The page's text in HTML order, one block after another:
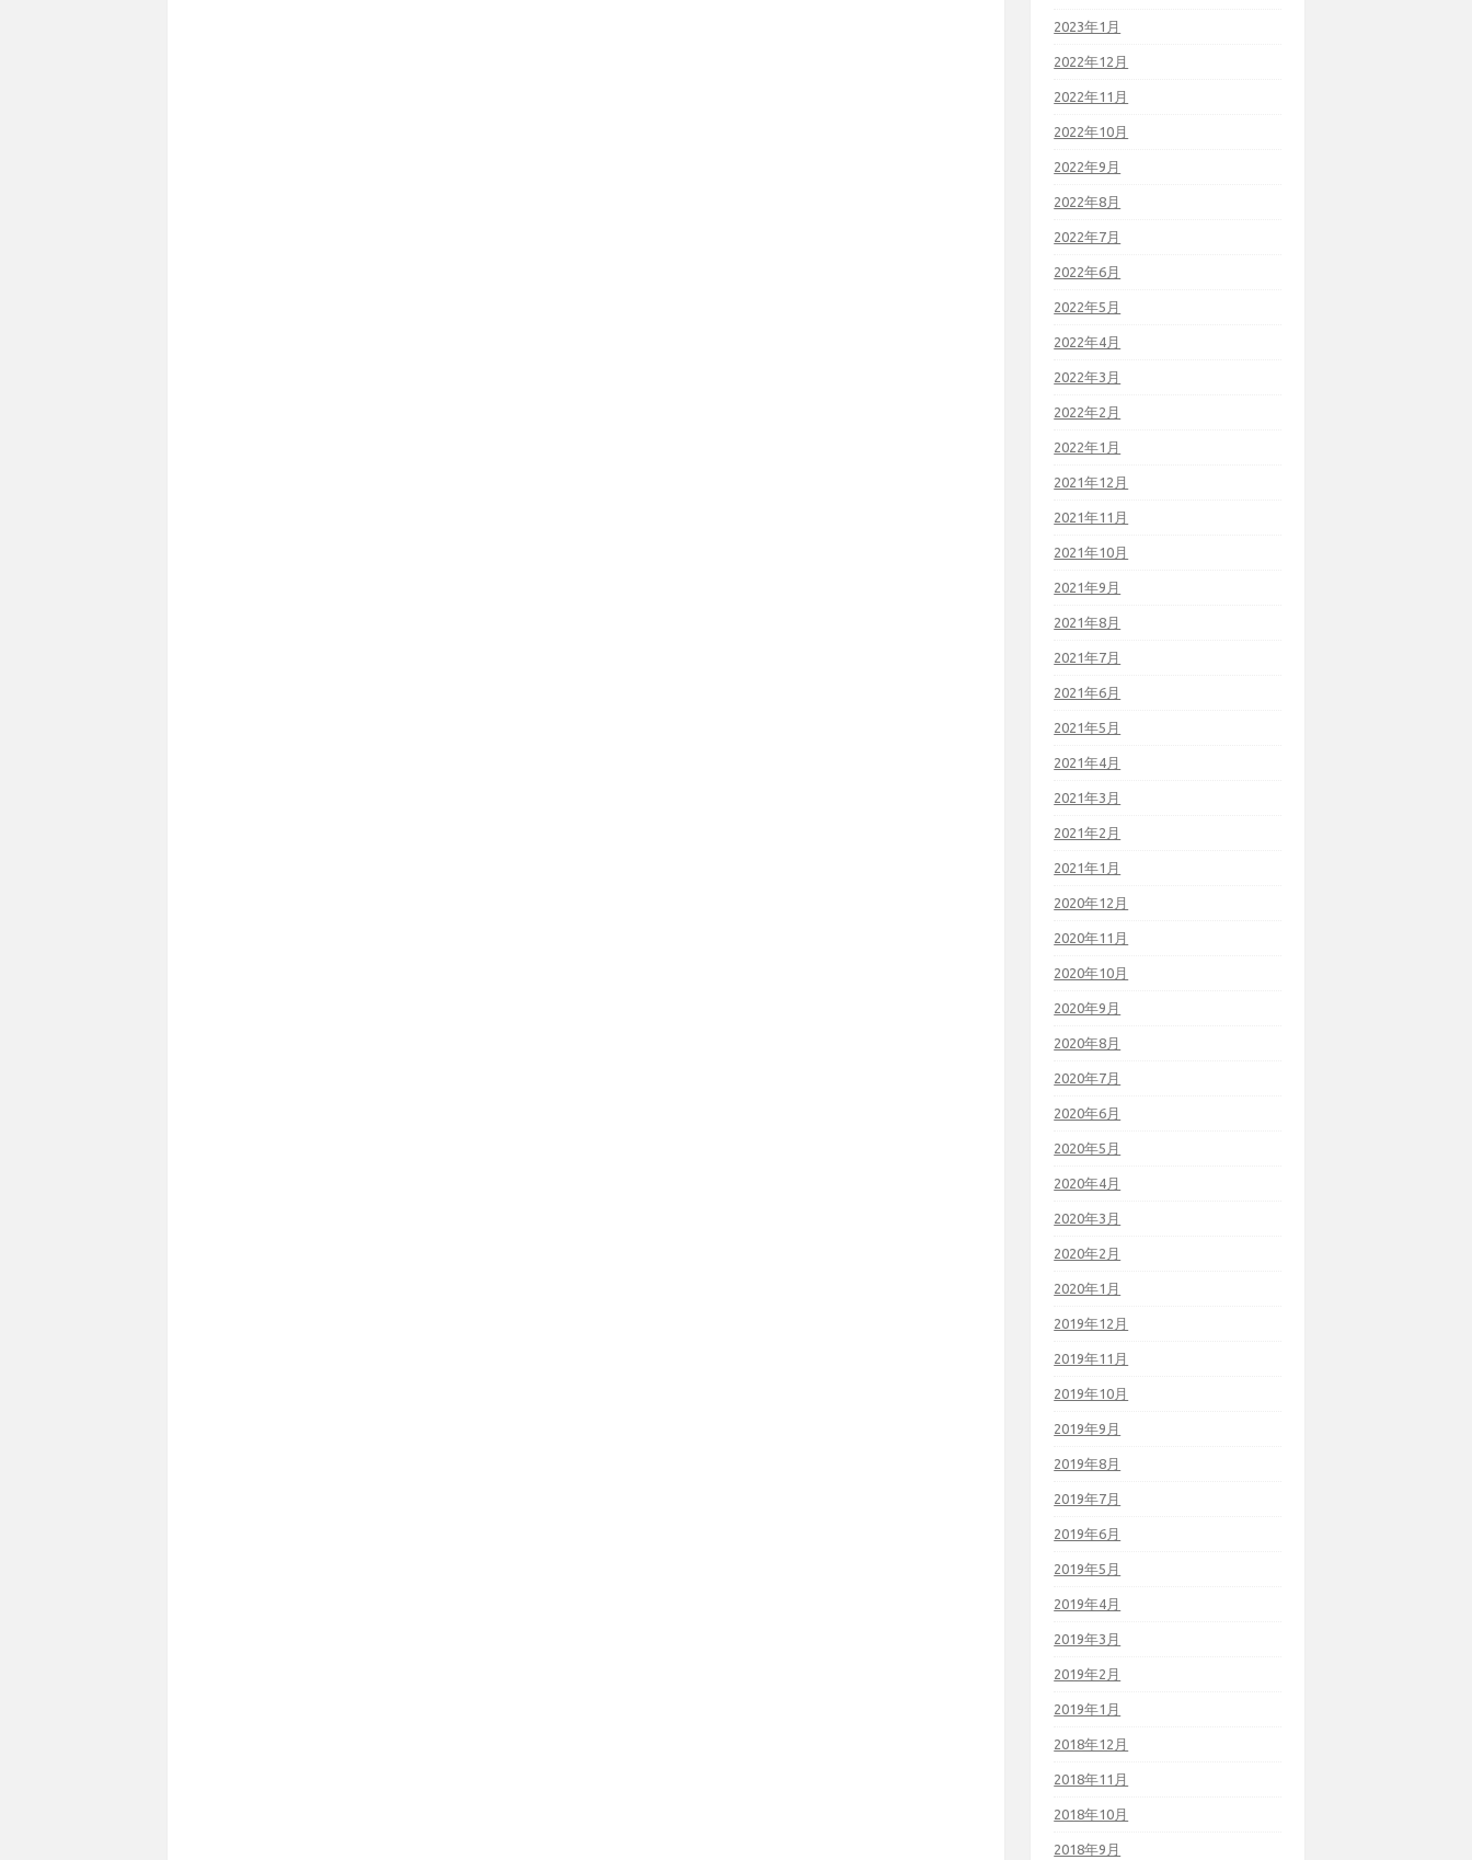
2023年1月
2022年12月
2022年11月
2022年10月
2022年9月
2022年8月
2022年7月
2022年6月
2022年5月
2022年4月
2022年3月
2022年2月
2022年1月
2021年12月
2021年11月
2021年10月
2021年9月
2021年8月
2021年7月
2021年6月
2021年5月
2021年4月
2021年3月
2021年2月
2021年1月
2020年12月
2020年11月
2020年10月
2020年9月
2020年8月
2020年7月
2020年6月
2020年5月
2020年4月
2020年3月
2020年2月
2020年1月
2019年12月
2019年11月
2019年10月
2019年9月
2019年8月
2019年7月
2019年6月
2019年5月
2019年4月
2019年3月
2019年2月
2019年1月
2018年12月
2018年11月
2018年10月
2018年9月